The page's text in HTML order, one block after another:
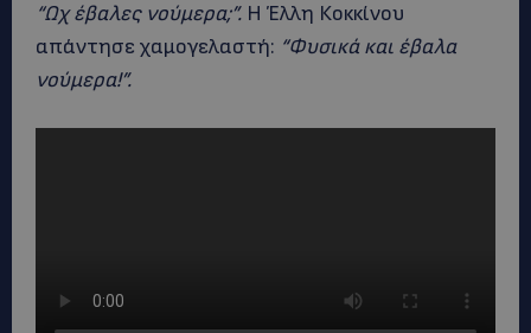
“Ωχ έβαλες νούμερα;”. Η Έλλη Κοκκίνου
απάντησε χαμογελαστή: “Φυσικά και έβαλα
νούμερα!”.